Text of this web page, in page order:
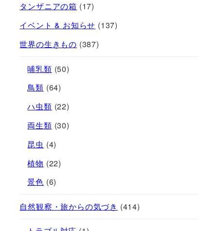
タンザニアの箱 (17)
イベント & お知らせ (137)
世界の生きもの (387)
哺乳類 (50)
鳥類 (64)
ハ虫類 (22)
両生類 (30)
昆虫 (4)
植物 (22)
景色 (6)
自然観察・旅からの気づき (414)